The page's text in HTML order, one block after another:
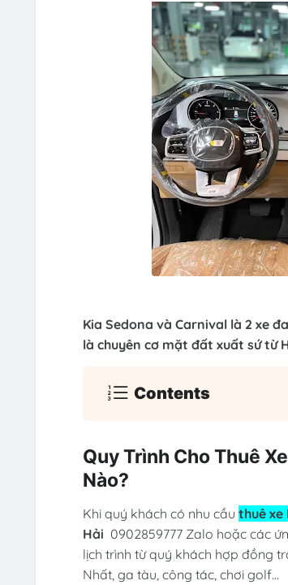
Kia Sedona và Carnival là 2 xe
là chuyên cơ mặt đất xuất sứ từ
Contents
Quy Trình Cho Thuê
Nào?
Khi quý khách có nhu cầu thuê xe
Hải 0902859777 Zalo hoặc các
lịch trình từ quý khách hợp đồng
Nhất, ga tàu, công tác, chơi golf...